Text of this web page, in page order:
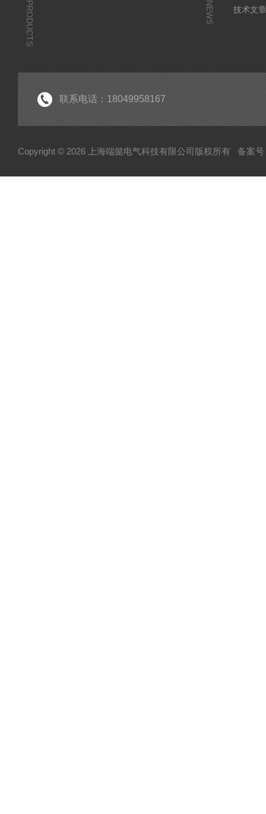
PRODUCTS NEWS 技术文
联系电话：18049958167
Copyright © 2026 上海端懿电气科技有限公司版权所有 备案号